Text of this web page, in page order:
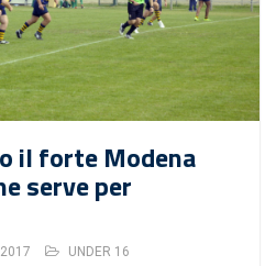
il forte Modena
serve per
UNDER 16